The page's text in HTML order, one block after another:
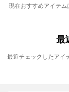
現在おすすめアイテム
最
最近チェックしたアイ